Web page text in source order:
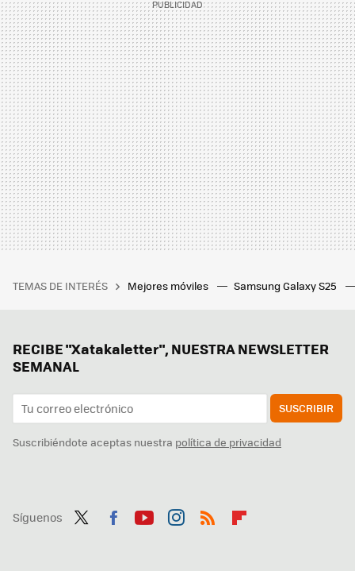
TEMAS DE INTERÉS Mejores móviles Samsung Galaxy S25
RECIBE "Xatakaletter", NUESTRA NEWSLETTER
SEMANAL
SUSCRIBIR
Suscribiéndote aceptas nuestra política de privacidad
Síguenos